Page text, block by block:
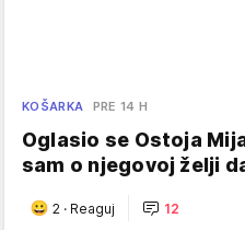
KOŠARKA PRE 14 H
Oglasio se Ostoja
sam o njegovoj želji
2 · Reaguj 12